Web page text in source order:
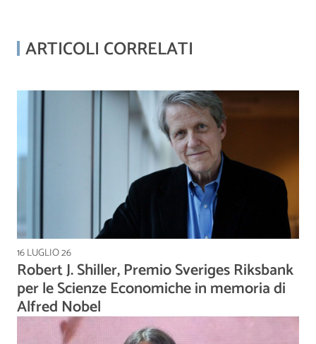
ARTICOLI CORRELATI
16 LUGLIO 26
Robert J. Shiller, Premio Sveriges Riksbank
per le Scienze Economiche in memoria di
Alfred Nobel